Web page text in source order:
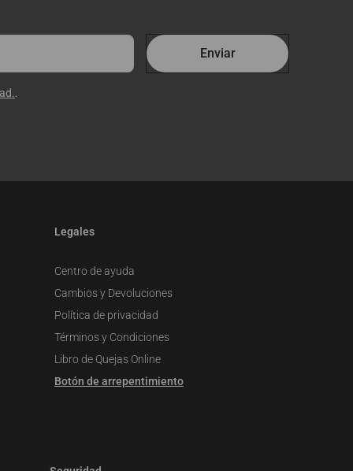
Enviar
.
Legales
Centro de ayuda
Cambios y Devoluciones
Política de privacidad
Términos y Condiciones
Libro de Quejas Online
Botón de arrepentimiento